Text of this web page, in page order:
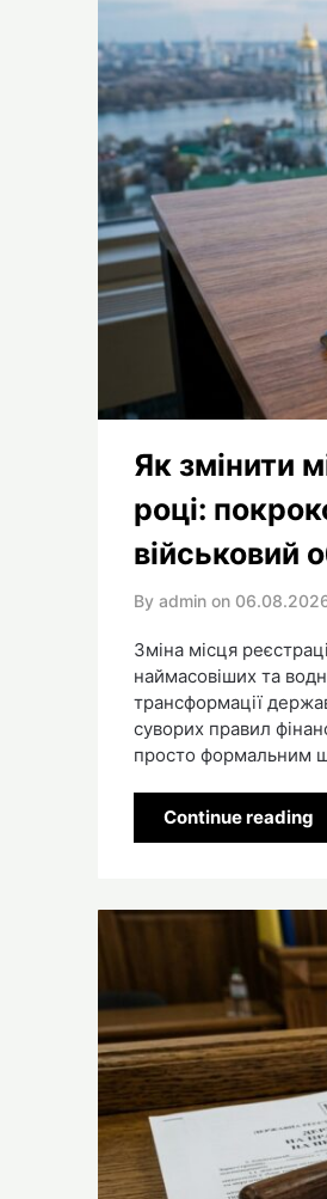
Як змінити
році:
військовий
By admin on
Зміна місця
наймасовіших та
трансформації
суворих правил
просто формальним
Continue reading